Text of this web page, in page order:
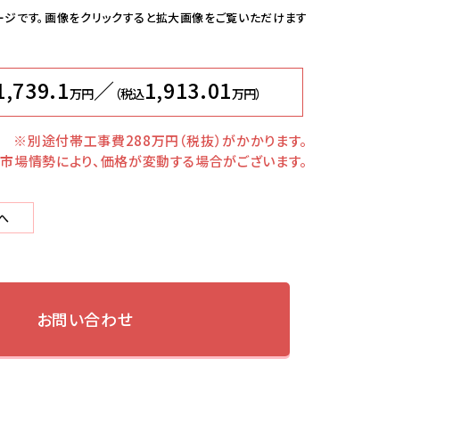
です。画像をクリックすると拡大画像をご覧いただけます
万円／ （税込1,913.01万円）
※別途付帯工事費288万円（税抜）がかかります。
場情勢により、価格が変動する場合がございます。
お問い合わせ